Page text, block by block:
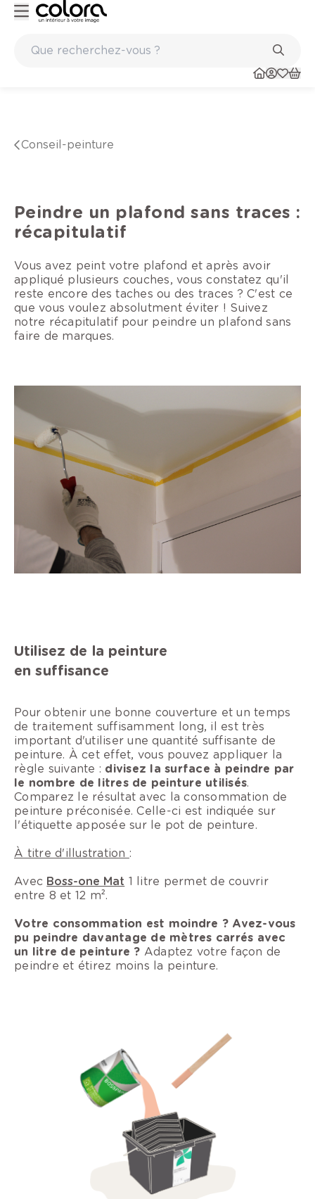
conseil-peinture
Peindre un plafond sans traces :
récapitulatif
Vous avez peint votre plafond et après avoir
appliqué plusieurs couches, vous constatez qu'il
reste encore des taches ou des traces ? C'est ce
que vous voulez absolutment éviter ! Suivez
notre récapitulatif pour peindre un plafond sans
faire de marques.
Utilisez de la peinture
en suffisance
Pour obtenir une bonne couverture et un temps
de traitement suffisamment long, il est très
important d'utiliser une quantité suffisante de
peinture. À cet effet, vous pouvez appliquer la
règle suivante : divisez la surface à peindre par
le nombre de litres de peinture utilisés.
Comparez le résultat avec la consommation de
peinture préconisée. Celle-ci est indiquée sur
l'étiquette apposée sur le pot de peinture.
À titre d'illustration :
Avec Boss-one Mat 1 litre permet de couvrir
entre 8 et 12 m².
Votre consommation est moindre ? Avez-vous
pu peindre davantage de mètres carrés avec
un litre de peinture ? Adaptez votre façon de
peindre et étirez moins la peinture.